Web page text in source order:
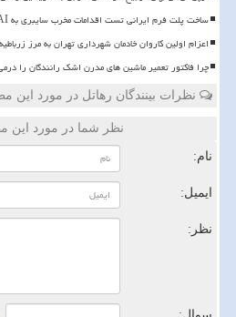
ساخت پلت فرم ایرانی تست اقدامات مخرب سایبری به AI
اعزام اولین کاروان خادمان شهرداری تهران به مرز زرباطیه
چرا فاکتور تعمیر ماشین های مدرن اشک رانندگان را
نظرات بینندگان رهاتل در مورد این
نظر شما در مورد این
نام:
ایمیل:
نظر: